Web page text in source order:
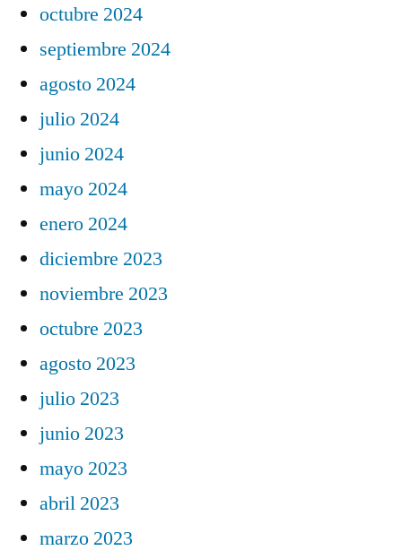
octubre 2024
septiembre 2024
agosto 2024
julio 2024
junio 2024
mayo 2024
enero 2024
diciembre 2023
noviembre 2023
octubre 2023
agosto 2023
julio 2023
junio 2023
mayo 2023
abril 2023
marzo 2023